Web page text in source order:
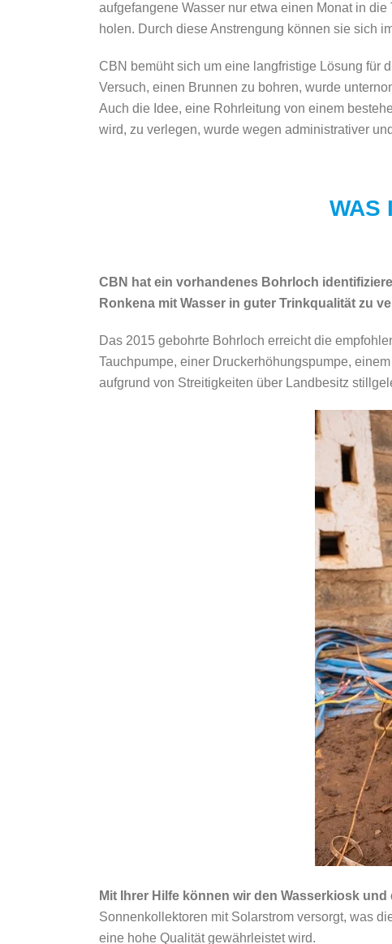
aufgefangene Wasser nur etwa einen Monat in
holen. Durch diese Anstrengung können sie sich
CBN bemüht sich um eine langfristige Lösung für
Versuch, einen Brunnen zu bohren, wurde
Auch die Idee, eine Rohrleitung von einem
wird, zu verlegen, wurde wegen administrativer
WAS
CBN hat ein vorhandenes Bohrloch
Ronkena mit Wasser in guter Trinkqualität zu
Das 2015 gebohrte Bohrloch erreicht die
Tauchpumpe, einer Druckerhöhungspumpe,
aufgrund von Streitigkeiten über Landbesitz
Mit Ihrer Hilfe können wir den Wasserkiosk
Sonnenkollektoren mit Solarstrom versorgt, was
eine hohe Qualität gewährleistet wird.